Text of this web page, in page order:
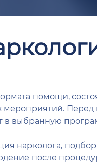
помощи,
Перед
в выбранную
нарколога,
после